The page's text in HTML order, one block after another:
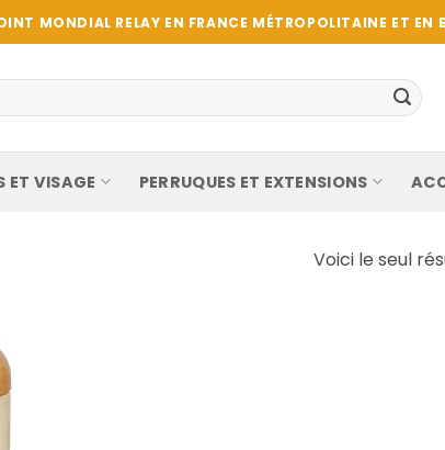
MONDIAL RELAY EN FRANCE MÉTROPOLITAINE ET EN
ET VISAGE PERRUQUES ET EXTENSIONS
Voici le seul